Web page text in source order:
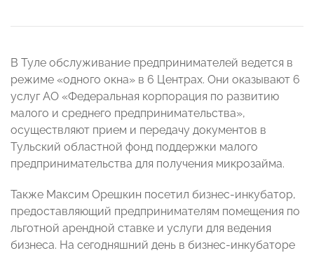
В Туле обслуживание предпринимателей ведется в
режиме «одного окна» в 6 Центрах. Они оказывают 6
услуг АО «Федеральная корпорация по развитию
малого и среднего предпринимательства»,
осуществляют прием и передачу документов в
Тульский областной фонд поддержки малого
предпринимательства для получения микрозайма.
Также Максим Орешкин посетил бизнес-инкубатор,
предоставляющий предпринимателям помещения по
льготной арендной ставке и услуги для ведения
бизнеса. На сегодняшний день в бизнес-инкубаторе